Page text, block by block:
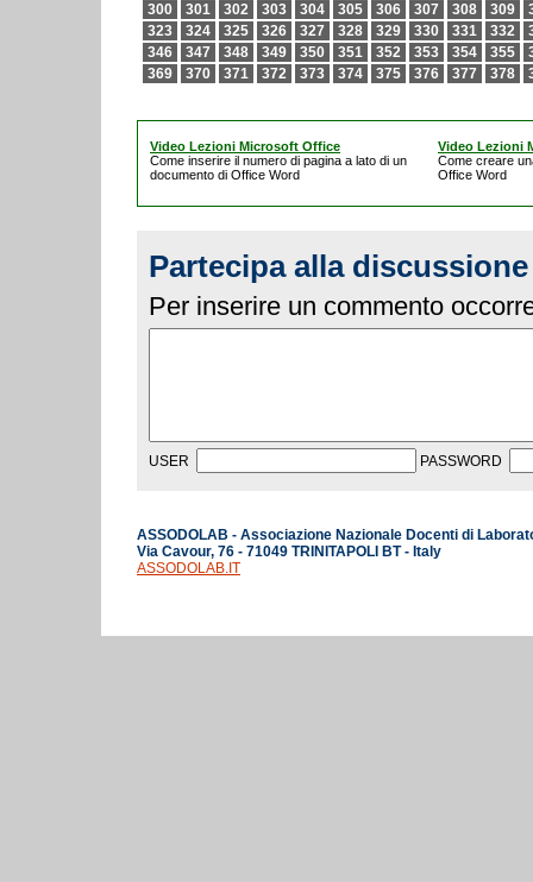
300
301 302 303 304 305 306 307 308 309
323
324 325 326 327 328 329 330 331 332
346
347 348 349 350 351 352 353 354 355
369
370 371 372 373 374 375 376 377 378
Video Lezioni Microsoft Office
Come inserire il numero di pagina a lato di un
documento di Office Word
Video Lezioni
Come creare
Office Word
Partecipa alla discussione
Per inserire un commento
USER PASSWORD
ASSODOLAB - Associazione Nazionale Docenti di
Via Cavour, 76 - 71049 TRINITAPOLI BT - Italy
ASSODOLAB.IT